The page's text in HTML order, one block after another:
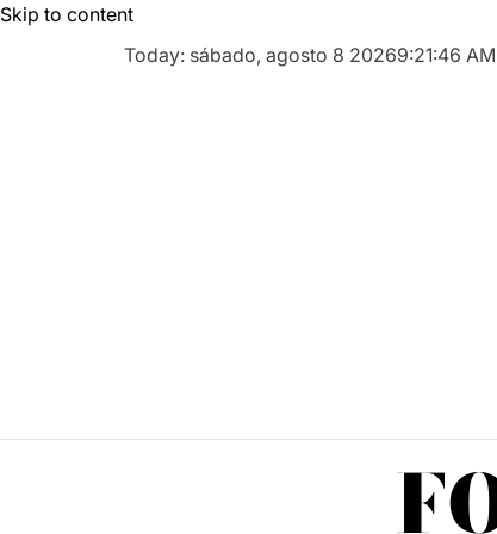
Skip to content
Today: sábado, agosto 8 20269:21:48 AM